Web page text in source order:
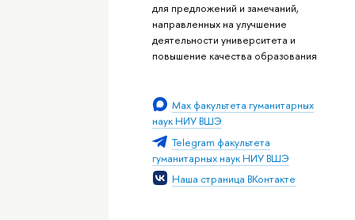
для предложений и замечаний,
направленных на улучшение
деятельности университета и
повышение качества образования
Мах факультета гуманитарных
наук НИУ ВШЭ
Telegram факультета
гуманитарных наук НИУ ВШЭ
Наша страница ВКонтакте